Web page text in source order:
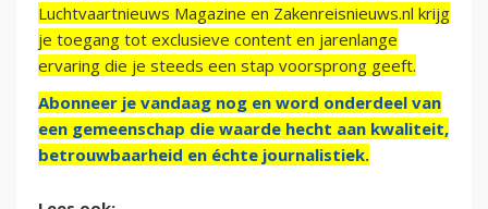
Luchtvaartnieuws Magazine en Zakenreisnieuws.nl krijg
je toegang tot exclusieve content en jarenlange
ervaring die je steeds een stap voorsprong geeft.
Abonneer je vandaag nog en word onderdeel van
een gemeenschap die waarde hecht aan kwaliteit,
betrouwbaarheid en échte journalistiek.